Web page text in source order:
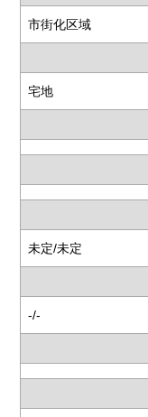
市街化区域
宅地
未定/未定
-/-